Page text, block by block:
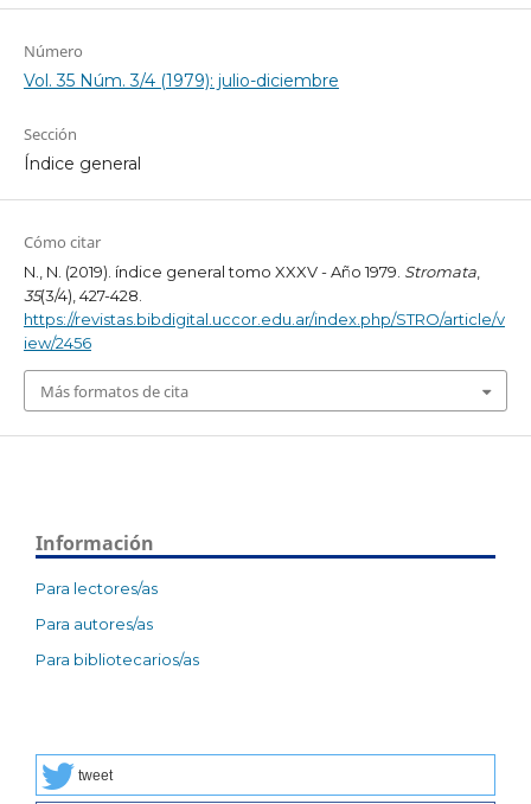
Número
Vol. 35 Núm. 3/4 (1979): julio-diciembre
Sección
Índice general
Cómo citar
N., N. (2019). índice general tomo XXXV - Año 1979. Stromata,
35(3/4), 427-428.
https://revistas.bibdigital.uccor.edu.ar/index.php/STRO/article/v
iew/2456
Más formatos de cita
Información
Para lectores/as
Para autores/as
Para bibliotecarios/as
tweet